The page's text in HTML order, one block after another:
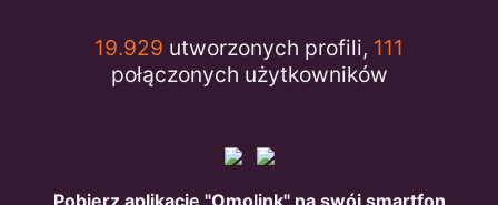
19.929 utworzonych profili, 111
połączonych użytkowników
Pobierz aplikację "Omolink" na swój smartfon